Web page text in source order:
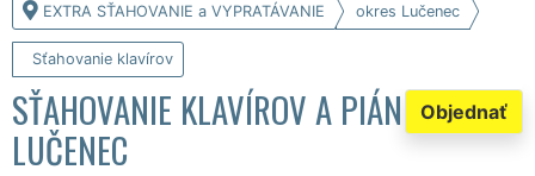
EXTRA SŤAHOVANIE a VYPRATÁVANIE okres Lučenec
Sťahovanie klavírov
Objednať
SŤAHOVANIE KLAVÍROV A PIÁN
LUČENEC